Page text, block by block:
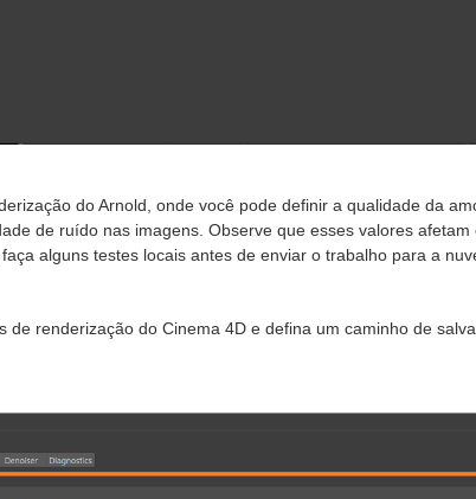
do Arnold, onde você pode definir a qualidade da
de ruído nas imagens. Observe que esses valores afetam
alguns testes locais antes de enviar o trabalho para a
renderização do Cinema 4D e defina um caminho de